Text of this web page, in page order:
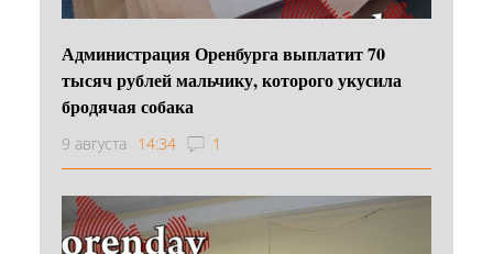
Администрация Оренбурга выплатит 70
тысяч рублей мальчику, которого укусила
бродячая собака
9 августа 14:34 1